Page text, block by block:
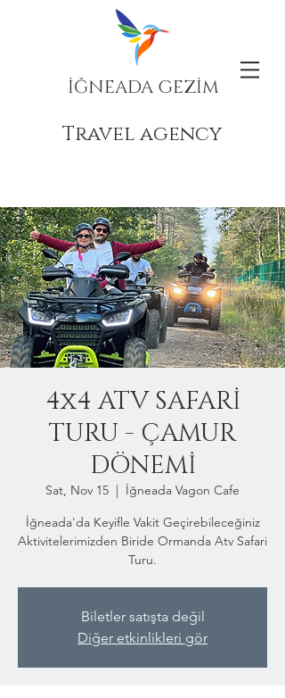
İĞNEADA GEZİM
Travel agency
4x4 ATV SAFARİ
TURU - ÇAMUR
DÖNEMİ
Sat, Nov 15
  |
İğneada Vagon Cafe
İğneada'da Keyifle Vakit Geçirebileceğiniz
Aktivitelerimizden Biride Ormanda Atv Safari
Turu.
Biletler satışta değil
Diğer etkinlikleri gör